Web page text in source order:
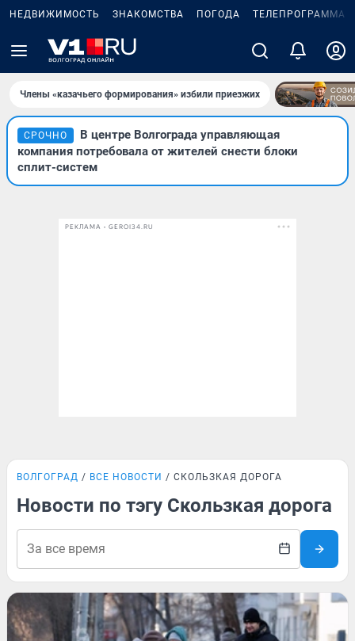
НЕДВИЖИМОСТЬ ЗНАКОМСТВА ПОГОДА ТЕЛЕПРОГРАММА
Члены «казачьего формирования» избили приезжих
СРОЧНО
В центре Волгограда управляющая
компания потребовала от жителей снести блоки
сплит-систем
РЕКЛАМА • GEROI34.RU
ВОЛГОГРАД ВСЕ НОВОСТИ СКОЛЬЗКАЯ ДОРОГА
Новости по тэгу Скользкая дорога